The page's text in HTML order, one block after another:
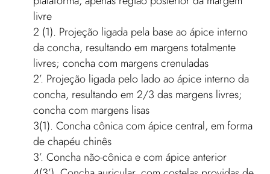
livre
2 (1). Projeção ligada pela base ao ápice interno
da concha, resultando em margens totalmente
livres; concha com margens crenuladas
2’. Projeção ligada pelo lado ao ápice interno da
concha, resultando em 2/3 das margens livres;
concha com margens lisas
3(1). Concha cônica com ápice central, em forma
de chapéu chinês
3’. Concha não-cônica e com ápice anterior